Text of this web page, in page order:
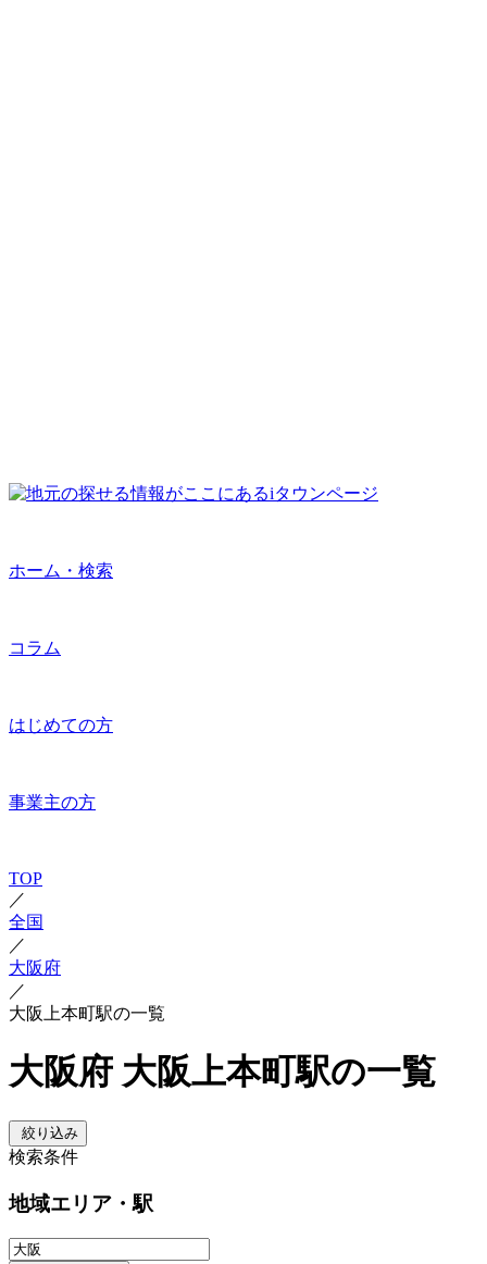
ホーム・検索
コラム
はじめての方
事業主の方
TOP
／
全国
／
大阪府
／
大阪上本町駅の一覧
大阪府 大阪上本町駅の一覧
絞り込み
検索条件
地域エリア・駅